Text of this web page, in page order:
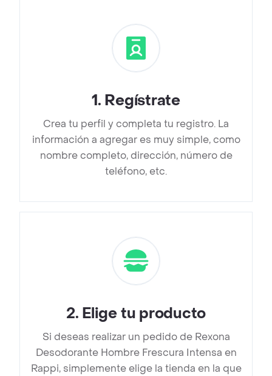
1. Regístrate
Crea tu perfil y completa tu registro. La
información a agregar es muy simple, como
nombre completo, dirección, número de
teléfono, etc.
2. Elige tu producto
Si deseas realizar un pedido de Rexona
Desodorante Hombre Frescura Intensa en
Rappi, simplemente elige la tienda en la que